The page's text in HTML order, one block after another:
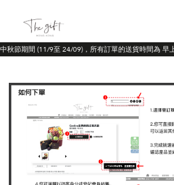
節期間 (11/9至 24/09)，所有訂單的送貨時間為 早